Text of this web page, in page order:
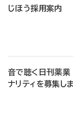
じほう採用案内
音で聴く日刊薬
ナリティを募集し